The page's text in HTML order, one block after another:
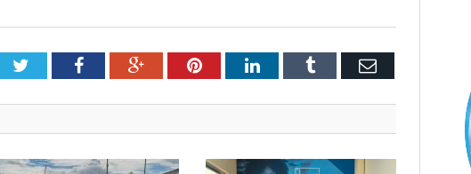
TwitterFacebookGoogle+PinterestLinkedInTumblr Email